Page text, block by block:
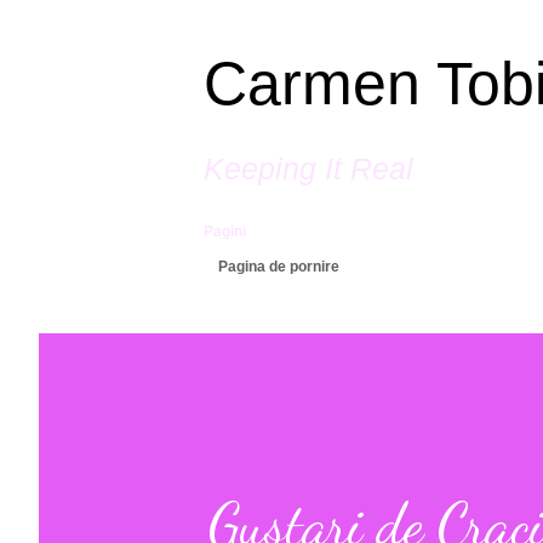
Carmen
Keeping It Real
Pagini
Pagina de pornire
Gustari de